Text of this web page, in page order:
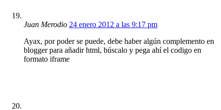
Juan Merodio 24 enero 2012 a las 9:17 pm
Ayax, por poder se puede, debe haber algún complemento en
blogger para añadir html, búscalo y pega ahí el codigo en
formato iframe